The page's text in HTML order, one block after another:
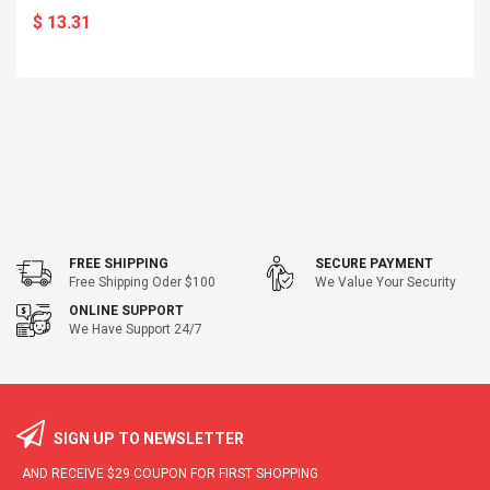
$ 13.31
FREE SHIPPING
Free Shipping Oder $100
SECURE PAYMENT
We Value Your Security
ONLINE SUPPORT
We Have Support 24/7
SIGN UP TO NEWSLETTER
AND RECEIVE $29 COUPON FOR FIRST SHOPPING